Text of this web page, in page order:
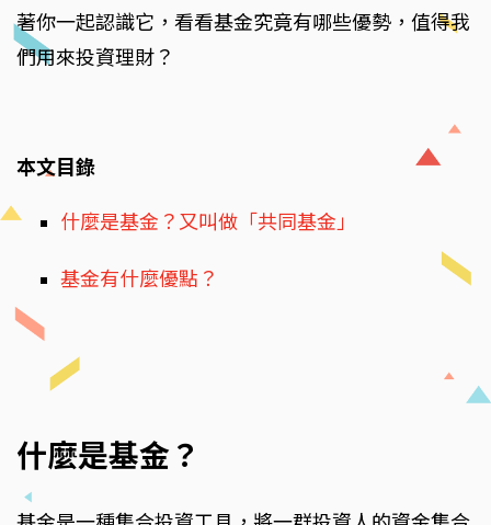
著你一起認識它，看看基金究竟有哪些優勢，值得我
們用來投資理財？
本文目錄
什麼是基金？又叫做「共同基金」
基金有什麼優點？
什麼是基金？